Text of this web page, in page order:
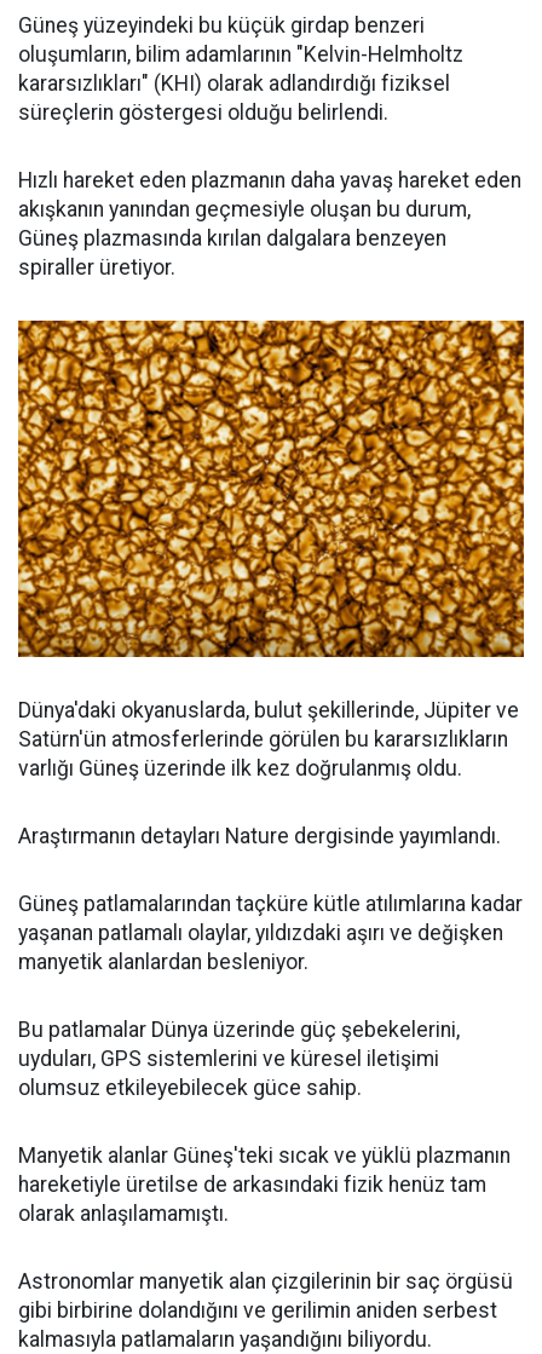
Güneş yüzeyindeki bu küçük girdap benzeri
oluşumların, bilim adamlarının "Kelvin-Helmholtz
kararsızlıkları" (KHI) olarak adlandırdığı fiziksel
süreçlerin göstergesi olduğu belirlendi.
Hızlı hareket eden plazmanın daha yavaş hareket eden
akışkanın yanından geçmesiyle oluşan bu durum,
Güneş plazmasında kırılan dalgalara benzeyen
spiraller üretiyor.
Dünya'daki okyanuslarda, bulut şekillerinde, Jüpiter ve
Satürn'ün atmosferlerinde görülen bu kararsızlıkların
varlığı Güneş üzerinde ilk kez doğrulanmış oldu.
Araştırmanın detayları Nature dergisinde yayımlandı.
Güneş patlamalarından taçküre kütle atılımlarına kadar
yaşanan patlamalı olaylar, yıldızdaki aşırı ve değişken
manyetik alanlardan besleniyor.
Bu patlamalar Dünya üzerinde güç şebekelerini,
uyduları, GPS sistemlerini ve küresel iletişimi
olumsuz etkileyebilecek güce sahip.
Manyetik alanlar Güneş'teki sıcak ve yüklü plazmanın
hareketiyle üretilse de arkasındaki fizik henüz tam
olarak anlaşılamamıştı.
Astronomlar manyetik alan çizgilerinin bir saç örgüsü
gibi birbirine dolandığını ve gerilimin aniden serbest
kalmasıyla patlamaların yaşandığını biliyordu.